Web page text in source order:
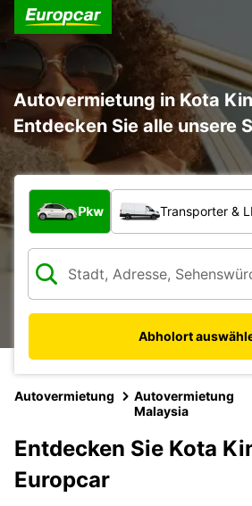
Autovermietung in Kota
Entdecken Sie alle unsere
Welche Art von Fahrzeug?
Pkw Transporter &
Abholort
Autovermietung
Autovermietung
Malaysia
Entdecken Sie Kota
Europcar